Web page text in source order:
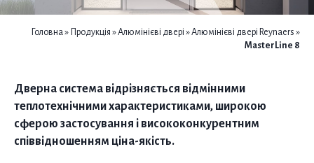
Головна» Продукція »Алюмінієві двері »Алюмінієві двері Reynaers »
MasterLine 8
Дверна система відрізняється відмінними
теплотехнічними характеристиками, широкою
сферою застосування і висококонкурентним
співвідношенням ціна-якість.